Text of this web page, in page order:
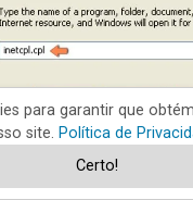
Vista e Windows
para garantir que
site. Política de
Certo!